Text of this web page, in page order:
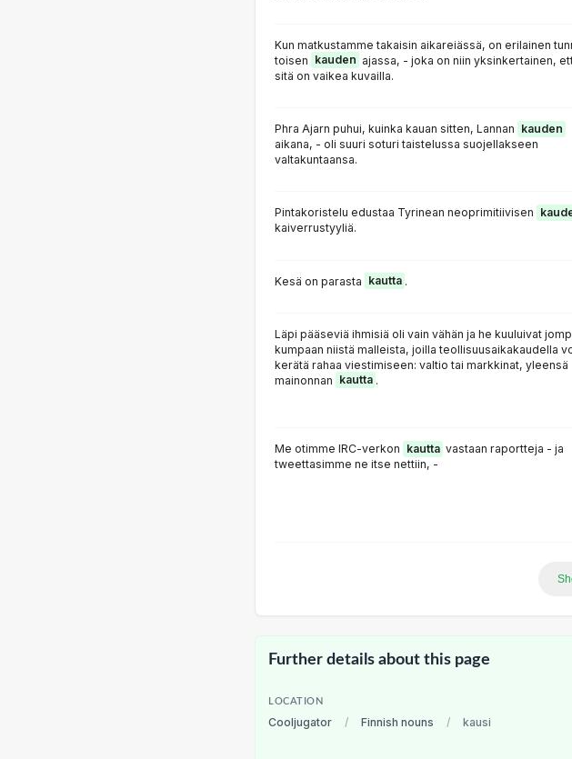
Kun matkustamme takaisin aikareiässä, on erilainen
toisen
kauden ajassa, - joka on niin yksinkertainen,
sitä on vaikea kuvailla.
Phra Ajarn puhui, kuinka kauan sitten, Lannan kauden
aikana, - oli suuri soturi taistelussa suojellakseen
valtakuntaansa.
Pintakoristelu edustaa Tyrinean neoprimitiivisen
kaiverrustyyliä.
Kesä on parasta kautta .
Läpi pääseviä ihmisiä oli vain vähän ja he kuuluivat
kumpaan niistä malleista, joilla teollisuusaikakaudella
kerätä rahaa viestimiseen: valtio tai markkinat, yleensä
mainonnan
kautta .
Me otimme IRC-verkon kautta vastaan raportteja - ja
tweettasimme ne itse nettiin, -
Further details about this page
LOCATION
Cooljugator / Finnish nouns / kausi